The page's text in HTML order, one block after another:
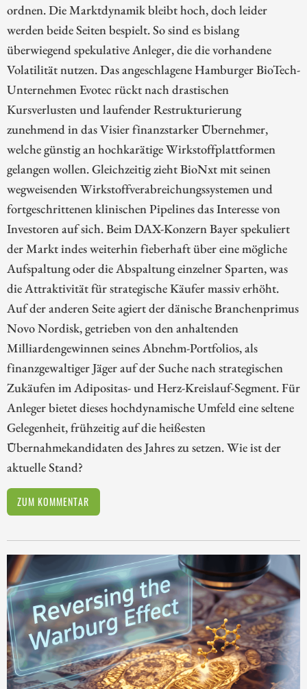
ordnen. Die Marktdynamik bleibt hoch, doch leider
werden beide Seiten bespielt. So sind es bislang
überwiegend spekulative Anleger, die die vorhandene
Volatilität nutzen. Das angeschlagene Hamburger BioTech-
Unternehmen Evotec rückt nach drastischen
Kursverlusten und laufender Restrukturierung
zunehmend in das Visier finanzstarker Übernehmer,
welche günstig an hochkarätige Wirkstoffplattformen
gelangen wollen. Gleichzeitig zieht BioNxt mit seinen
wegweisenden Wirkstoffverabreichungssystemen und
fortgeschrittenen klinischen Pipelines das Interesse von
Investoren auf sich. Beim DAX-Konzern Bayer spekuliert
der Markt indes weiterhin fieberhaft über eine mögliche
Aufspaltung oder die Abspaltung einzelner Sparten, was
die Attraktivität für strategische Käufer massiv erhöht.
Auf der anderen Seite agiert der dänische Branchenprimus
Novo Nordisk, getrieben von den anhaltenden
Milliardengewinnen seines Abnehm-Portfolios, als
finanzgewaltiger Jäger auf der Suche nach strategischen
Zukäufen im Adipositas- und Herz-Kreislauf-Segment. Für
Anleger bietet dieses hochdynamische Umfeld eine seltene
Gelegenheit, frühzeitig auf die heißesten
Übernahmekandidaten des Jahres zu setzen. Wie ist der
aktuelle Stand?
ZUM KOMMENTAR